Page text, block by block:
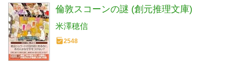
倫敦スコーンの謎 (創元推理文庫)
米澤穂信
2548